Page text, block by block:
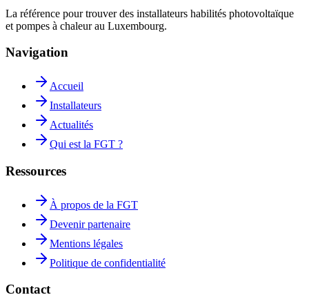
La référence pour trouver des installateurs habilités photovoltaïque
et pompes à chaleur au Luxembourg.
Navigation
Accueil
Installateurs
Actualités
Qui est la FGT ?
Ressources
À propos de la FGT
Devenir partenaire
Mentions légales
Politique de confidentialité
Contact